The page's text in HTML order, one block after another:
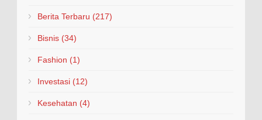
Berita Terbaru (217)
Bisnis (34)
Fashion (1)
Investasi (12)
Kesehatan (4)